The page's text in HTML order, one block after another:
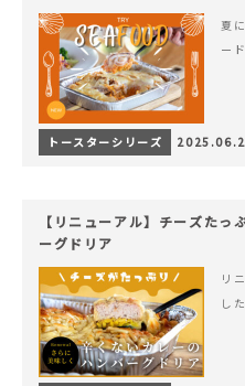
夏
ー
トースターシリーズ
【リニューアル】チーズた
ーグドリア
リ
し